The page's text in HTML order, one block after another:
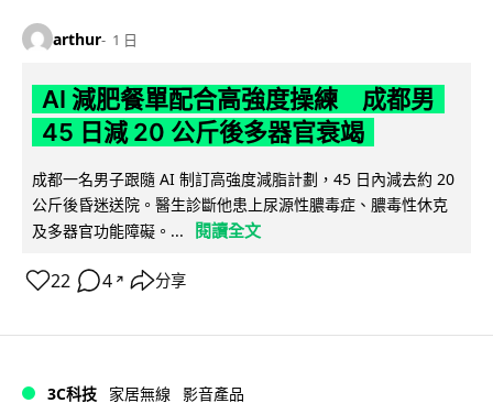
arthur 1 日
AI 減肥餐單配合高強度操練 成都男
45 日減 20 公斤後多器官衰竭
成都一名男子跟隨 AI 制訂高強度減脂計劃，45 日內減去約 20
公斤後昏迷送院。醫生診斷他患上尿源性膿毒症、膿毒性休克
及多器官功能障礙。...
閱讀全文
22 4 ↗ 分享
3C科技 家居無線 影音產品